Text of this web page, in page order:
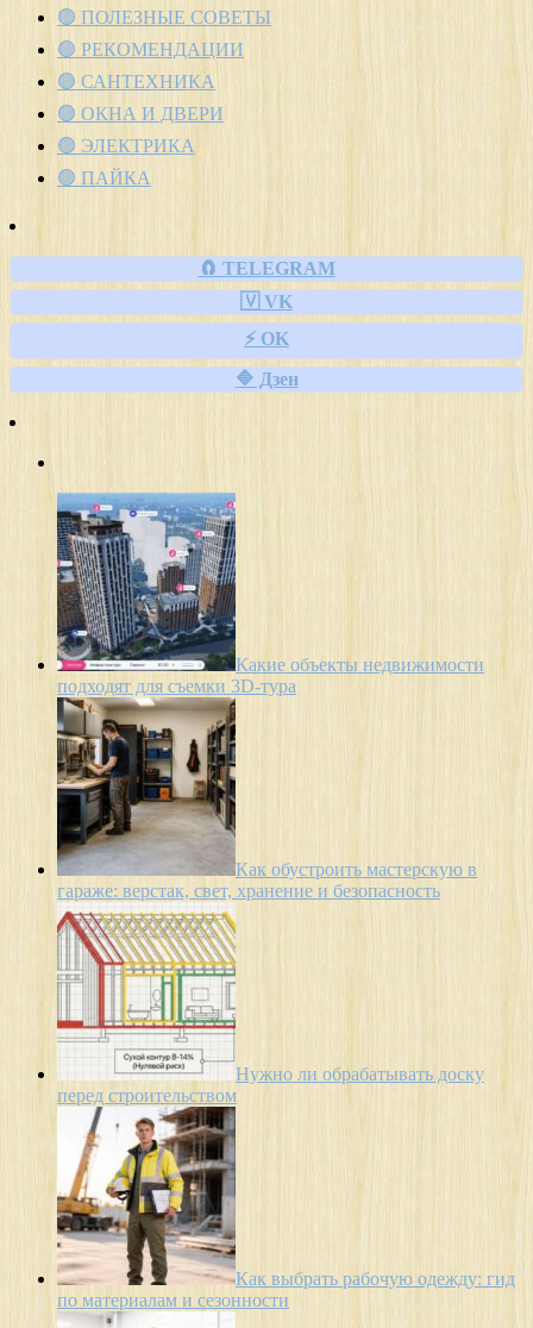
🟢 ПОЛЕЗНЫЕ СОВЕТЫ
🟢 РЕКОМЕНДАЦИИ
🟢 САНТЕХНИКА
🟢 ОКНА И ДВЕРИ
🟢 ЭЛЕКТРИКА
🟢 ПАЙКА
🧲 TELEGRAM
🇻 VK
⚡ OK
🔷 Дзен
Какие объекты недвижимости
подходят для съемки 3D-тура
Как обустроить мастерскую в
гараже: верстак, свет, хранение и безопасность
Нужно ли обрабатывать доску
перед строительством
Как выбрать рабочую одежду: гид
по материалам и сезонности